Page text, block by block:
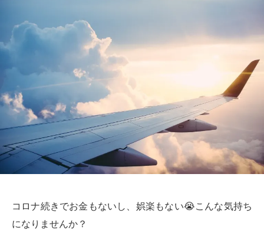
コロナ続きでお金もないし、娯楽もない😭こんな気持ち
になりませんか？